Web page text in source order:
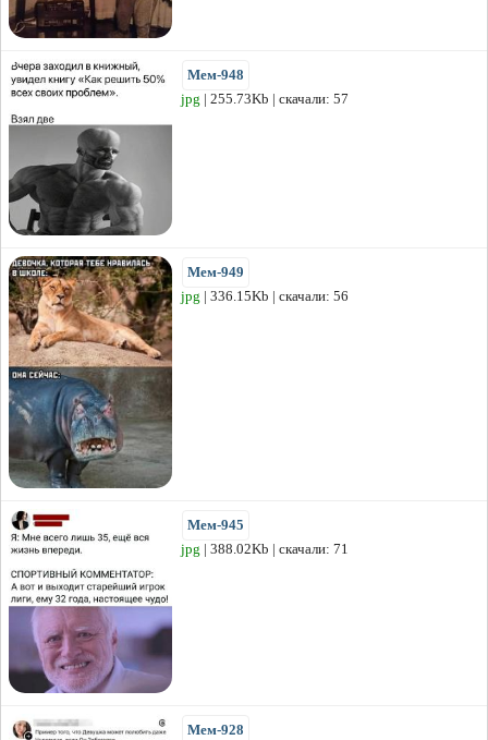
Мем-948
jpg | 255.73Kb | скачали: 57
Мем-949
jpg | 336.15Kb | скачали: 56
Мем-945
jpg | 388.02Kb | скачали: 71
Мем-928